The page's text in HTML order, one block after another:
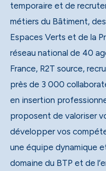
temporaire et de
métiers du Bâtiment,
Espaces Verts et de la Propreté.
réseau national de 40
France, R2T source,
près de 3 000
en insertion
proposent de valoriser
développer vos
une équipe dynamique
domaine du BTP et de